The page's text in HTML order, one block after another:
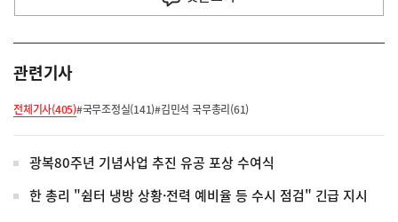
관련기사
전체기사(405)#국무조정실(141)#김민석 국무총리(61)
광복80주년 기념사업 추진 유공 포상 수여식
한 총리 "쉼터 냉방 상황·전력 예비율 등 수시 점검" 긴급 지시